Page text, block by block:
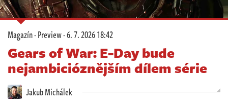
Komunita
Redakce
Živě
Magazín·Preview·6. 7. 2026 18:42
Gears of War: E-Day bude
nejambicióznějším dílem série
Jakub Michálek